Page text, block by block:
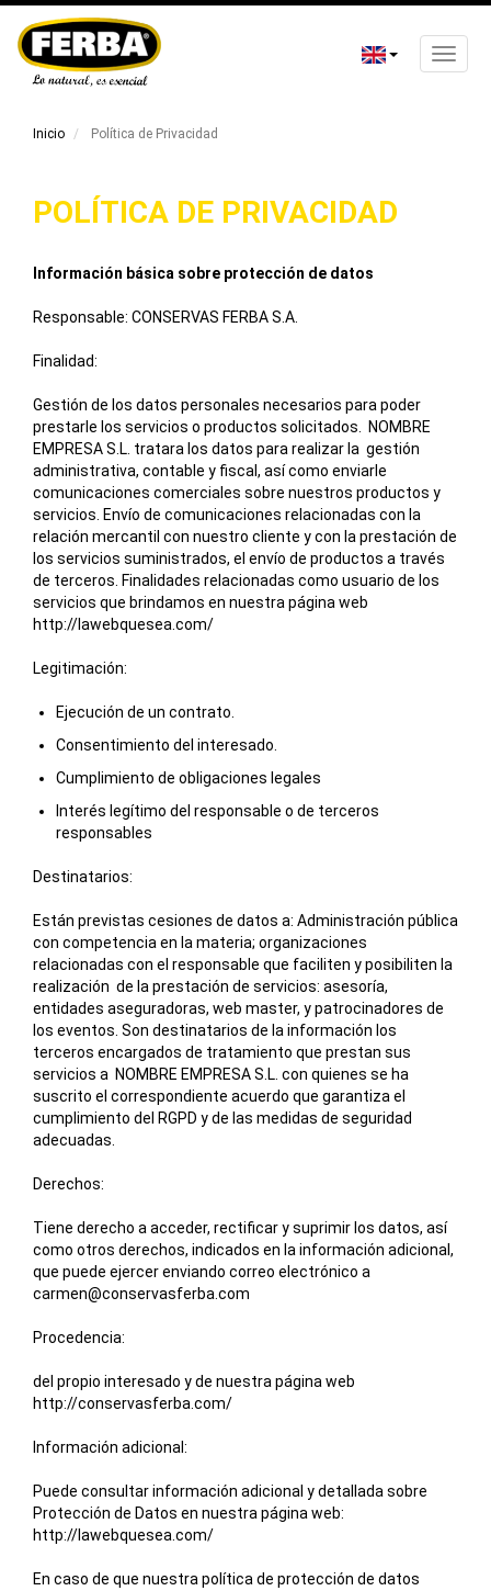
Toggle
Inicio Política de Privacidad
POLÍTICA DE PRIVACIDAD
Información básica sobre protección de datos
Responsable: CONSERVAS FERBA S.A.
Finalidad:
Gestión de los datos personales necesarios para poder
prestarle los servicios o productos solicitados. NOMBRE
EMPRESA S.L. tratara los datos para realizar la gestión
administrativa, contable y fiscal, así como enviarle
comunicaciones comerciales sobre nuestros productos y
servicios. Envío de comunicaciones relacionadas con la
relación mercantil con nuestro cliente y con la prestación de
los servicios suministrados, el envío de productos a través
de terceros. Finalidades relacionadas como usuario de los
servicios que brindamos en nuestra página web
http://lawebquesea.com/
Legitimación:
Ejecución de un contrato.
Consentimiento del interesado.
Cumplimiento de obligaciones legales
Interés legítimo del responsable o de terceros
responsables
Destinatarios:
Están previstas cesiones de datos a: Administración pública
con competencia en la materia; organizaciones
relacionadas con el responsable que faciliten y posibiliten la
realización de la prestación de servicios: asesoría,
entidades aseguradoras, web master, y patrocinadores de
los eventos. Son destinatarios de la información los
terceros encargados de tratamiento que prestan sus
servicios a NOMBRE EMPRESA S.L. con quienes se ha
suscrito el correspondiente acuerdo que garantiza el
cumplimiento del RGPD y de las medidas de seguridad
adecuadas.
Derechos:
Tiene derecho a acceder, rectificar y suprimir los datos, así
como otros derechos, indicados en la información adicional,
que puede ejercer enviando correo electrónico a
carmen@conservasferba.com
Procedencia:
del propio interesado y de nuestra página web
http://conservasferba.com/
Información adicional:
Puede consultar información adicional y detallada sobre
Protección de Datos en nuestra página web:
http://lawebquesea.com/
En caso de que nuestra política de protección de datos